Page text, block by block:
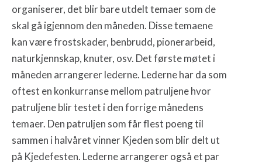
organiserer, det blir bare utdelt temaer som de
skal gå igjennom den måneden. Disse temaene
kan være frostskader, benbrudd, pionerarbeid,
naturkjennskap, knuter, osv. Det første møtet i
måneden arrangerer lederne. Lederne har da som
oftest en konkurranse mellom patruljene hvor
patruljene blir testet i den forrige månedens
temaer. Den patruljen som får flest poeng til
sammen i halvåret vinner Kjeden som blir delt ut
på Kjedefesten. Lederne arrangerer også et par